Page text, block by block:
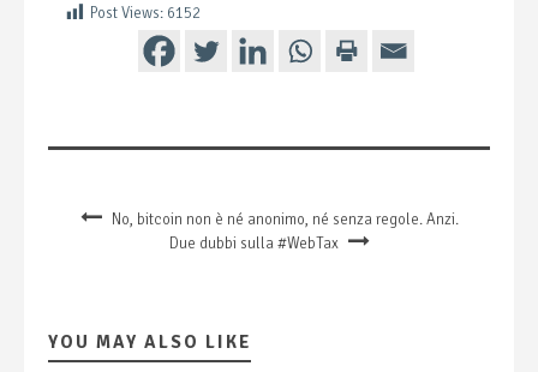
Post Views: 6152
No, bitcoin non è né anonimo, né senza regole. Anzi.
Due dubbi sulla #WebTax
YOU MAY ALSO LIKE